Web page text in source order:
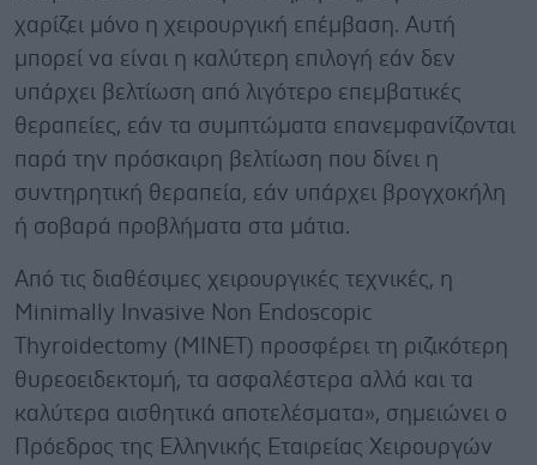
χαρίζει μόνο η χειρουργική επέμβαση. Αυτή
μπορεί να είναι η καλύτερη επιλογή εάν δεν
υπάρχει βελτίωση από λιγότερο επεμβατικές
θεραπείες, εάν τα συμπτώματα επανεμφανίζονται
παρά την πρόσκαιρη βελτίωση που δίνει η
συντηρητική θεραπεία, εάν υπάρχει βρογχοκήλη
ή σοβαρά προβλήματα στα μάτια.
Από τις διαθέσιμες χειρουργικές τεχνικές, η
Minimally Invasive Non Endoscopic
Thyroidectomy (MINET) προσφέρει τη ριζικότερη
θυρεοειδεκτομή, τα ασφαλέστερα αλλά και τα
καλύτερα αισθητικά αποτελέσματα», σημειώνει ο
Πρόεδρος της Ελληνικής Εταιρείας Χειρουργών